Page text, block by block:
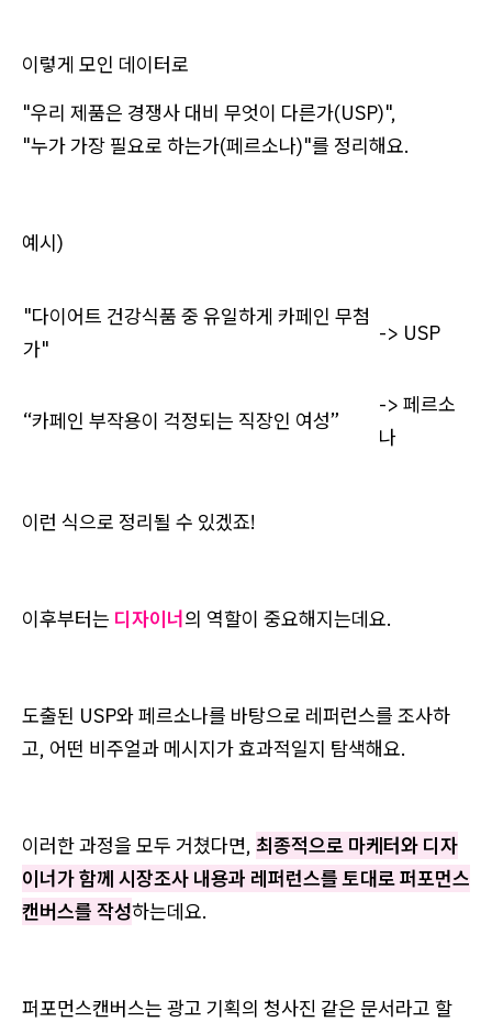
이렇게 모인 데이터로
"우리 제품은 경쟁사 대비 무엇이 다른가(USP)",
"누가 가장 필요로 하는가(페르소나)"를 정리해요.
예시)
"다이어트 건강식품 중 유일하게 카페인 무첨
가"
-> USP
“카페인 부작용이 걱정되는 직장인 여성”
-> 페르소
나
이런 식으로 정리될 수 있겠죠!
이후부터는 디자이너의 역할이 중요해지는데요.
도출된 USP와 페르소나를 바탕으로 레퍼런스를 조사하
고, 어떤 비주얼과 메시지가 효과적일지 탐색해요.
이러한 과정을 모두 거쳤다면, 최종적으로 마케터와 디자
이너가 함께 시장조사 내용과 레퍼런스를 토대로 퍼포먼스
캔버스를 작성하는데요.
퍼포먼스캔버스는 광고 기획의 청사진 같은 문서라고 할